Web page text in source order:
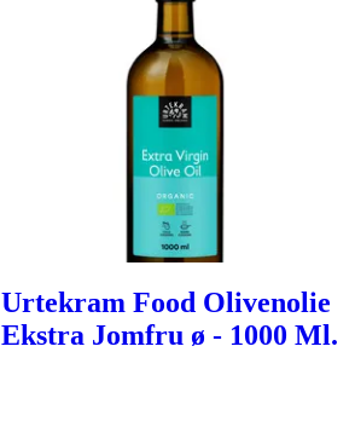
Urtekram Food Olivenolie
Ekstra Jomfru ø - 1000 Ml.